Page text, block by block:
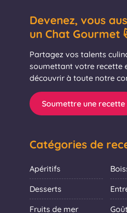
Devenez, vous
un Chat Gourmet
Partagez vos talents
soumettant votre recette
découvrir à toute notre
Soumettre une recette
Catégories de
Apéritifs
Desserts
Fruits de mer